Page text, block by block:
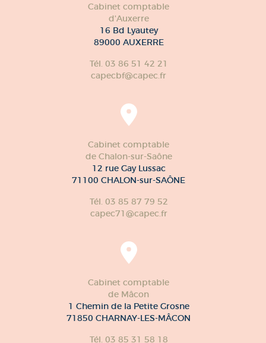
Cabinet comptable
d'Auxerre
16 Bd Lyautey
89000 AUXERRE
Tél. 03 86 51 42 21
capecbf@capec.fr
Cabinet comptable
de Chalon-sur-Saône
12 rue Gay Lussac
71100 CHALON-sur-SAÔNE
Tél. 03 85 87 79 52
capec71@capec.fr
Cabinet comptable
de Mâcon
1 Chemin de la Petite Grosne
71850 CHARNAY-LES-MÂCON
Tél. 03 85 31 58 18